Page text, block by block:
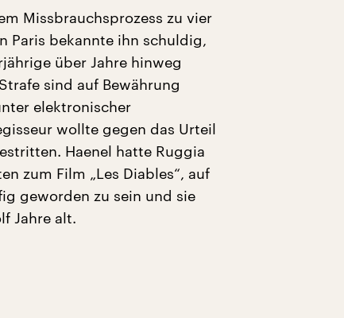
Missbrauchsprozess zu vier
Paris bekannte ihn schuldig,
über Jahre hinweg
sind auf Bewährung
elektronischer
wollte gegen das Urteil
Haenel hatte Ruggia
zum Film „Les Diables“, auf
geworden zu sein und sie
Jahre alt.